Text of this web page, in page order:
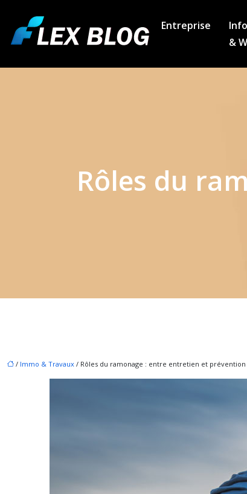
Entreprise
&
Rôles du
/ Immo & Travaux / Rôles du ramonage : entre entretien et prévention